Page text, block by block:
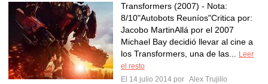
Transformers (2007) - Nota:
8/10"Autobots Reuníos"Critica por:
Jacobo MartinAllá por el 2007
Michael Bay decidió llevar al cine a
los Transformers, una de las...
Leer
el resto
El 14 julio 2014 por Alex Trujillo